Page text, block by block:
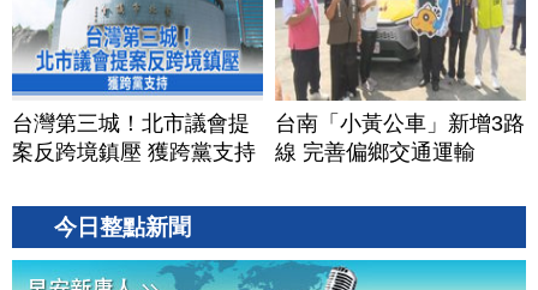
台灣第三城！北市議會提
案反跨境鎮壓 獲跨黨支持
台南「小黃公車」新增3路
線 完善偏鄉交通運輸
今日整點新聞